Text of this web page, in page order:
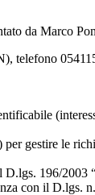
da Marco
telefono
gestire le
D.lgs. 196/2003
con il D.lgs.